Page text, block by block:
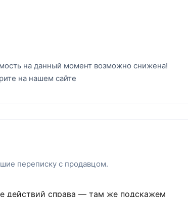
на данный момент возможно снижена!
на нашем сайте
переписку с продавцом.
действий справа — там же подскажем